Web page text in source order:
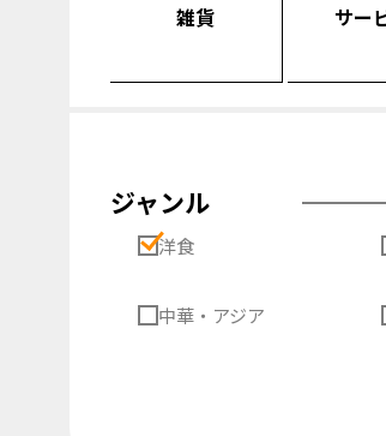
雑貨 サー
ジャンル
洋食
中華・アジア